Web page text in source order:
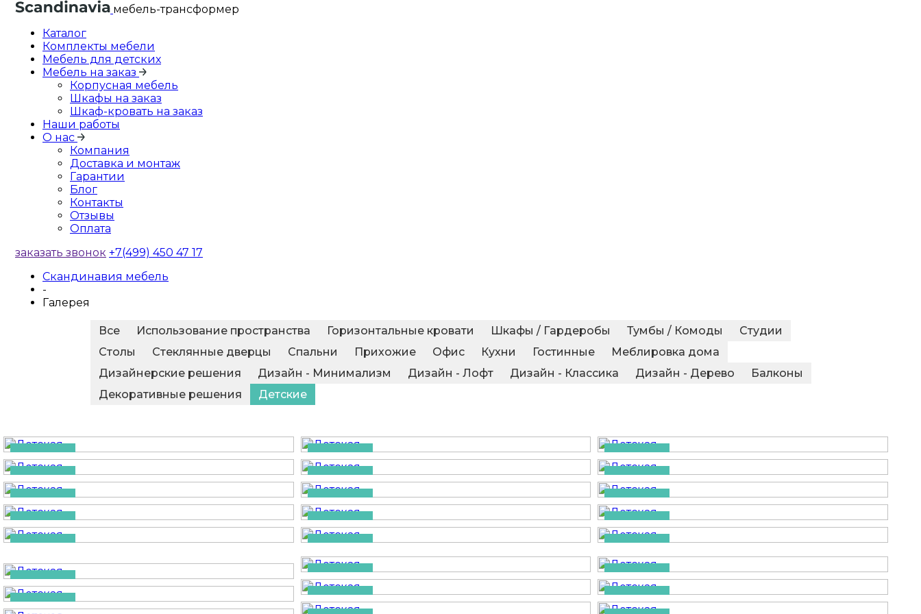
мебель-трансформер
Каталог
Комплекты мебели
Мебель для детских
Мебель на заказ
Корпусная мебель
Шкафы на заказ
Шкаф-кровать на заказ
Наши работы
О нас
Компания
Доставка и монтаж
Гарантии
Блог
Контакты
Отзывы
Оплата
заказать звонок +7(499) 450 47 17
Скандинавия мебель
-
Галерея
Все Использование пространства Горизонтальные кровати Шкафы / Гардеробы Тумбы / Комоды
Студии
Столы
Стеклянные дверцы Спальни Прихожие Офис Кухни Гостинные
Меблировка дома
Дизайнерские решения
Дизайн - Минимализм Дизайн - Лофт Дизайн - Классика Дизайн - Дерево
Балконы
Декоративные решения
Детские
Детская Детская
Детская
Детская
Детская
Детская
Детская
Детская
Детская
Детская
Детская
Детская
Детская
Детская
Детская
Детская
Детская Детская
Детская Детская Детская
Детская
Детская
Детская
Детская